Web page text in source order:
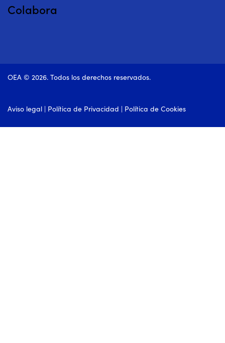
Colabora
OEA © 2026. Todos los derechos reservados.
Aviso legal | Política de Privacidad | Política de Cookies